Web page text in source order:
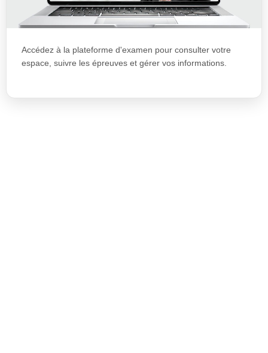
Accédez à la plateforme d'examen pour consulter votre
espace, suivre les épreuves et gérer vos informations.